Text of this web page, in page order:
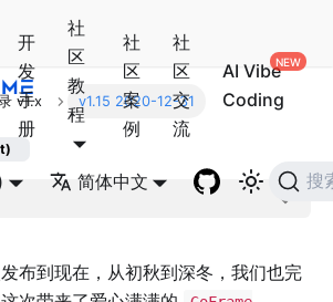
开
发
手
册
社
区
教
程
社
区
案
例
社
区
交
流
AI Vibe
Coding
简体中文 搜
v1.x v1.15 2020-12-31
布到现在，从初秋到深冬，我们也完